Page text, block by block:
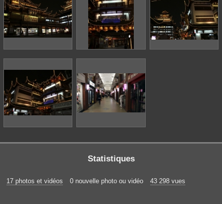
Statistiques
17 photos et vidéos 0 nouvelle photo ou vidéo 43 298 vues